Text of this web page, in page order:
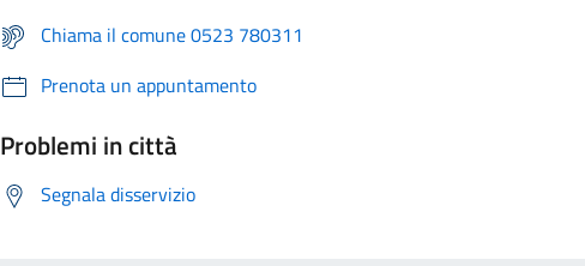
Chiama il comune 0523 780311
Prenota un appuntamento
Problemi in città
Segnala disservizio